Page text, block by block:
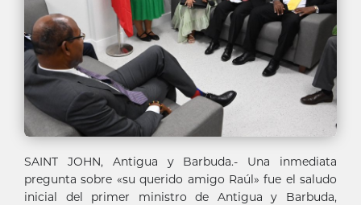
SAINT JOHN, Antigua y Barbuda.- Una inmediata
pregunta sobre «su querido amigo Raúl» fue el saludo
inicial del primer ministro de Antigua y Barbuda,